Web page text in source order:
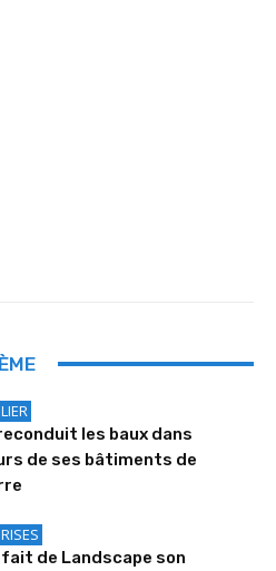
les baux dans
de ses bâtiments de
fait de Landscape son